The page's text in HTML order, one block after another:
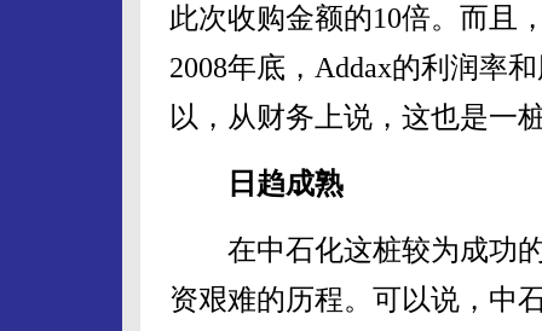
此次收购金额的10倍。而且
2008年底，Addax的利润率
以，从财务上说，这也是一
日趋成熟
在中石化这桩较为成功的
资艰难的历程。可以说，中